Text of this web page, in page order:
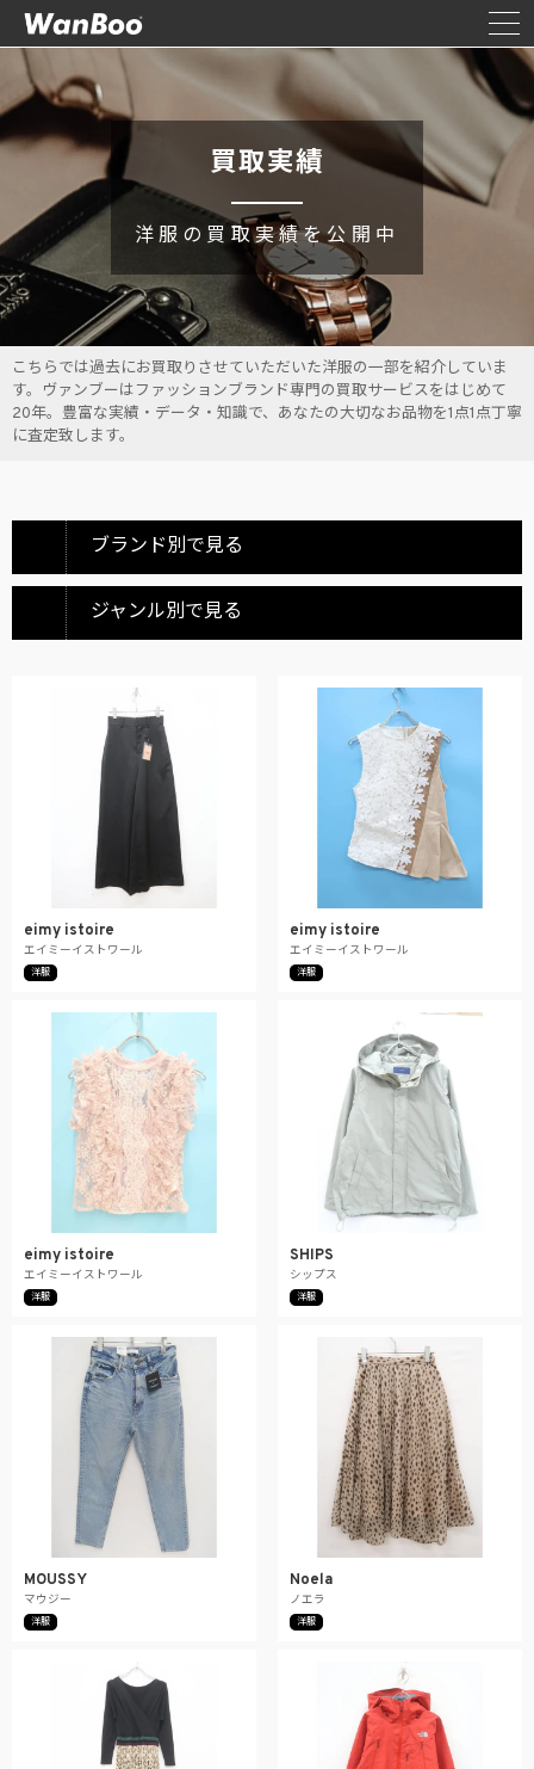
買取実績
洋服の買取実績を公開中
こちらでは過去にお買取りさせていただいた洋服の一部を紹介していま
す。ヴァンブーはファッションブランド専門の買取サービスをはじめて
20年。豊富な実績・データ・知識で、あなたの大切なお品物を1点1点丁寧
に査定致します。
ブランド別で見る
ジャンル別で見る
eimy istoire
エイミーイストワール
洋服
eimy istoire
エイミーイストワール
洋服
eimy istoire
エイミーイストワール
洋服
SHIPS
シップス
洋服
MOUSSY
マウジー
洋服
Noela
ノエラ
洋服